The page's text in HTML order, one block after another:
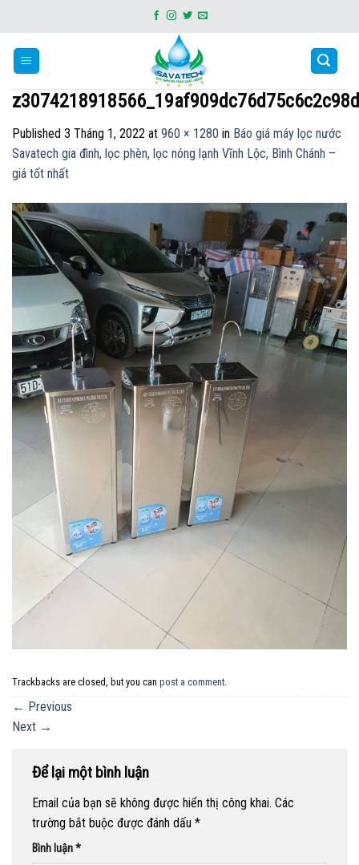
to
content
Published 3 Tháng 1, 2022 at 960 × 1280 in Báo giá máy lọc nước
Savatech gia đình, lọc phèn, lọc nóng lạnh Vĩnh Lộc, Bình Chánh –
giá tốt nhất
Trackbacks are closed, but you can post a comment
← Previous
Next →
Để lại một bình luận
Email của bạn sẽ không được hiển thị công khai. Các
trường bắt buộc được đánh dấu *
Bình luận*